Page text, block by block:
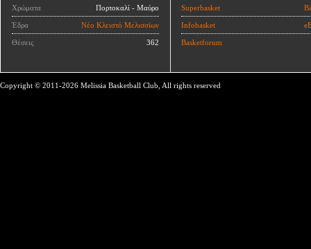
Χρώματα Πορτοκαλί - Μαύρο
Έδρα Νέο Κλειστό Μελισσίων
Θέσεις 362
Superbasket
Infobasket
Basketforum
Copyright © 2011-2026 Melissia Basketball Club, All rights reserved